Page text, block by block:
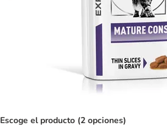
Escoge el producto (2 opciones)